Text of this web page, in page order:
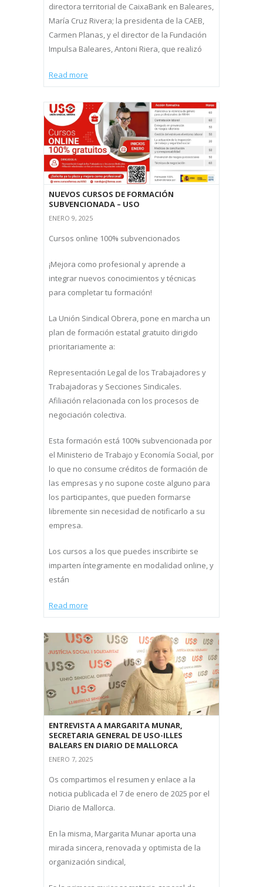
directora territorial de CaixaBank en Baleares,
María Cruz Rivera; la presidenta de la CAEB,
Carmen Planas, y el director de la Fundación
Impulsa Baleares, Antoni Riera, que realizó
Read more
NUEVOS CURSOS DE FORMACIÓN
SUBVENCIONADA – USO
ENERO 9, 2025
Cursos online 100% subvencionados
¡Mejora como profesional y aprende a
integrar nuevos conocimientos y técnicas
para completar tu formación!
La Unión Sindical Obrera, pone en marcha un
plan de formación estatal gratuito dirigido
prioritariamente a:
Representación Legal de los Trabajadores y
Trabajadoras y Secciones Sindicales.
Afiliación relacionada con los procesos de
negociación colectiva.
Esta formación está 100% subvencionada por
el Ministerio de Trabajo y Economía Social, por
lo que no consume créditos de formación de
las empresas y no supone coste alguno para
los participantes, que pueden formarse
libremente sin necesidad de notificarlo a su
empresa.
Los cursos a los que puedes inscribirte se
imparten íntegramente en modalidad online, y
están
Read more
ENTREVISTA A MARGARITA MUNAR,
SECRETARIA GENERAL DE USO-ILLES
BALEARS EN DIARIO DE MALLORCA
ENERO 7, 2025
Os compartimos el resumen y enlace a la
noticia publicada el 7 de enero de 2025 por el
Diario de Mallorca.
En la misma, Margarita Munar aporta una
mirada sincera, renovada y optimista de la
organización sindical,